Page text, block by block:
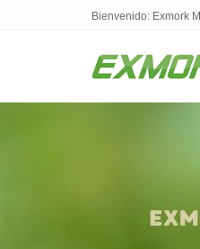
Bienvenido: Exmork